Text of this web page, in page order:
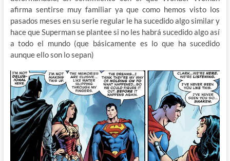
afirma sentirse muy familiar ya que como hemos visto los
pasados meses en su serie regular le ha sucedido algo similar y
hace que Superman se plantee si no les habrá sucedido algo así
a todo el mundo (que básicamente es lo que ha sucedido
aunque ello son lo sepan)